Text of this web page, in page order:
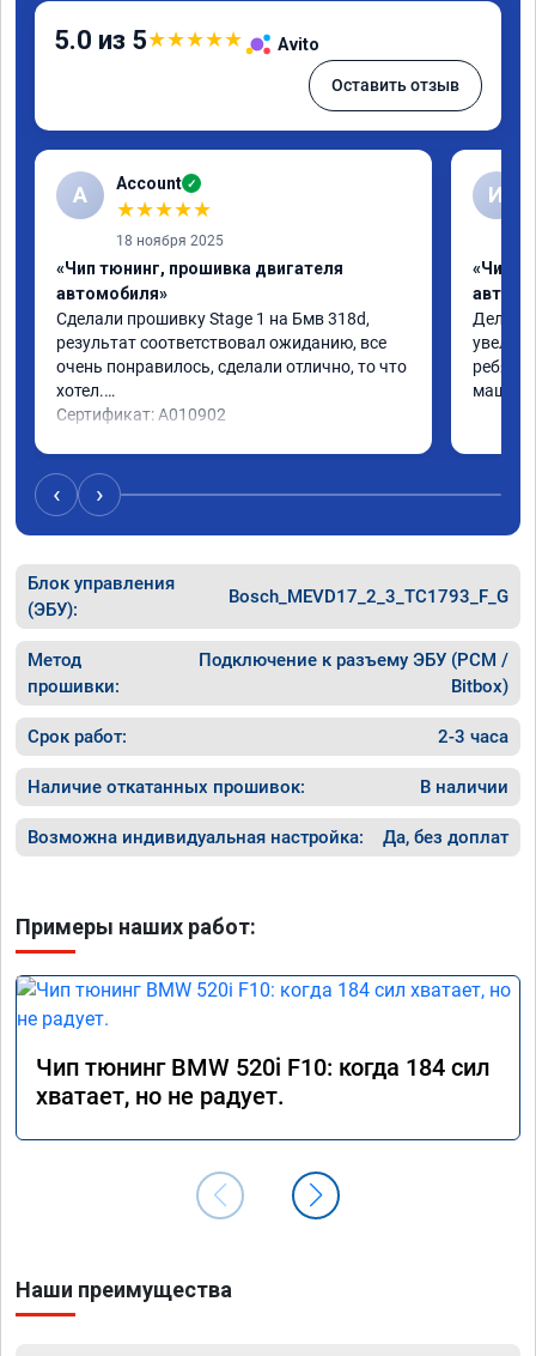
5.0 из 5★★★★★ Avito
Оставить отзыв
A Account ✓
★★★★★
18 ноября 2025
«Чип тюнинг, прошивка двигателя
автомобиля»
Сделали прошивку Stage 1 на Бмв 318d,
результат соответствовал ожиданию, все
очень понравилось, сделали отлично, то что
хотел.
Сертификат: A010902
И
«Чип
Делали
ребята
машина
‹ ›
Блок управления
(ЭБУ):
Bosch_MEVD17_2_3_TC1793_F_G
Метод
прошивки:
Подключение к разъему ЭБУ (PCM /
Bitbox)
Срок работ: 2-3 часа
Наличие откатанных прошивок: В наличии
Возможна индивидуальная настройка: Да, без доплат
Примеры наших работ:
Чип тюнинг BMW 520i F10: когда 184 сил
хватает, но не радует.
Наши преимущества